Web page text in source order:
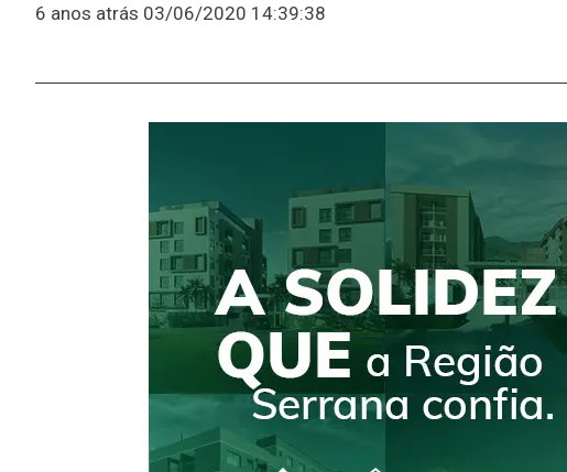
6 anos atrás 03/06/2020 14:39:38